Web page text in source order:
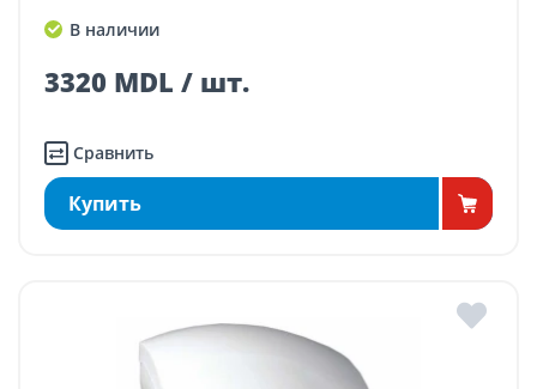
В наличии
3320 MDL / шт.
Сравнить
Купить